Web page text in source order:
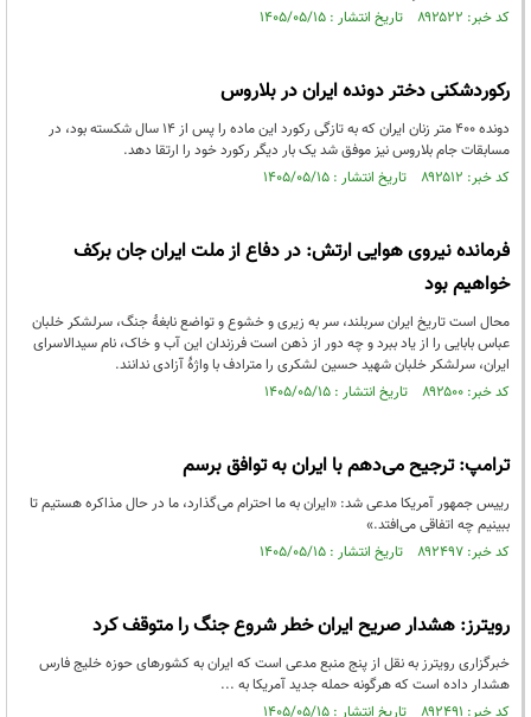
کد خبر: ۸۹۲۵۲۲ تاریخ انتشار : ۱۴۰۵/۰۵/۱۵
رکوردشکنی دختر دونده ایران در بلاروس
دونده ۴۰۰ متر زنان ایران که به تازگی رکورد این ماده را پس از ۱۴ سال شکسته بود، در
مسابقات جام بلاروس نیز موفق شد یک بار دیگر رکورد خود را ارتقا دهد.
کد خبر: ۸۹۲۵۱۲ تاریخ انتشار : ۱۴۰۵/۰۵/۱۵
فرمانده نیروی هوایی ارتش: در دفاع از ملت ایران جان برکف
خواهیم بود
محال است تاریخ ایران سربلند، سر به زیری و خشوع و تواضع نابغۀ جنگ، سرلشکر خلبان
عباس بابایی را از یاد ببرد و چه دور از ذهن است فرزندان این آب و خاک، نام سیدالاسرای
ایران، سرلشکر خلبان شهید حسین لشکری را مترادف با واژۀ آزادی ندانند.
کد خبر: ۸۹۲۵۰۰ تاریخ انتشار : ۱۴۰۵/۰۵/۱۵
ترامپ: ترجیح می‌دهم با ایران به توافق برسم
رییس جمهور آمریکا مدعی شد: «ایران به ما احترام می‌گذارد، ما در حال مذاکره هستیم تا
ببینیم چه اتفاقی می‌افتد.»
کد خبر: ۸۹۲۴۹۷ تاریخ انتشار : ۱۴۰۵/۰۵/۱۵
رویترز: هشدار صریح ایران خطر شروع جنگ را متوقف کرد
خبرگزاری رویترز به نقل از پنج منبع مدعی است که ایران به کشورهای حوزه خلیج فارس
هشدار داده است که هرگونه حمله جدید آمریکا به ...
کد خبر: ۸۹۲۴۹۱ تاریخ انتشار : ۱۴۰۵/۰۵/۱۵